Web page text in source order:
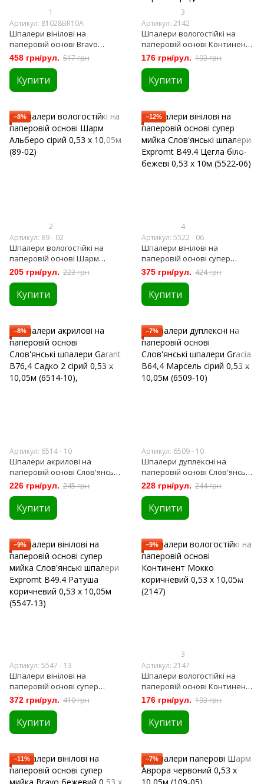
1
Артикул: 81028BR10A
Шпалери вінілові на
паперовій основі Bravo
чорно-білі 0,53 х 10,05м
(81028BR10A)
458 грн/рул. 517 грн
Купити
3
Артикул: 2142
Шпалери вологостійкі на
паперовій основі Континент
Мокко коричневий 0,53 х
10,05м (2142)
176 грн/рул. 193 грн
Купити
−8%
2
Артикул: 89 - 02
Шпалери вологостійкі на
паперовій основі Шарм
Альберо сірий 0,53 х 10,05м
(89-02)
205 грн/рул. 223 грн
Купити
−12%
4
Артикул: 5522 - 06
Шпалери вінілові на
паперовій основі супер
мийка Слов'янські шпалери
Expromt B49.4 Цегла біло-
бежеві 0,53 х 10м (5522-06)
375 грн/рул. 424 грн
Купити
−8%
Артикул: 6514 - 10
Шпалери акрилові на
паперовій основі Слов'янські
шпалери Garant B76,4 Садко 2
сірий 0,53 х 10,05м (6514-10),
226 грн/рул. 245 грн
Купити
−7%
Артикул: 6509 - 10
Шпалери дуплексні на
паперовій основі Слов'янські
шпалери Gracia B64,4
Марсель сірий 0,53 х 10,05м
(6509-10)
228 грн/рул. 244 грн
Купити
−9%
Артикул: 5547 - 13
Шпалери вінілові на
паперовій основі супер
мийка Слов'янські шпалери
Expromt B49.4 Ратуша
коричневий 0,53 х 10,05м
(5547-13)
372 грн/рул. 410 грн
Купити
−9%
3
Артикул: 2147
Шпалери вологостійкі на
паперовій основі Континент
Мокко коричневий 0,53 х
10,05м (2147)
176 грн/рул. 193 грн
Купити
−11% −7%